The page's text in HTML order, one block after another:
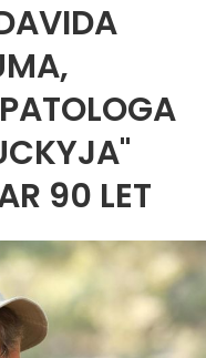
90 LET